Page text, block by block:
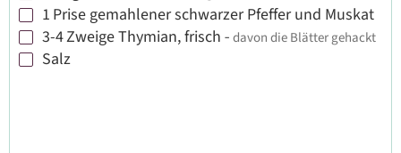
▢
1 Prisegemahlener schwarzer Pfeffer und Muskat
▢
3-4ZweigeThymian, frisch - davon die Blätter gehackt
▢
Salz